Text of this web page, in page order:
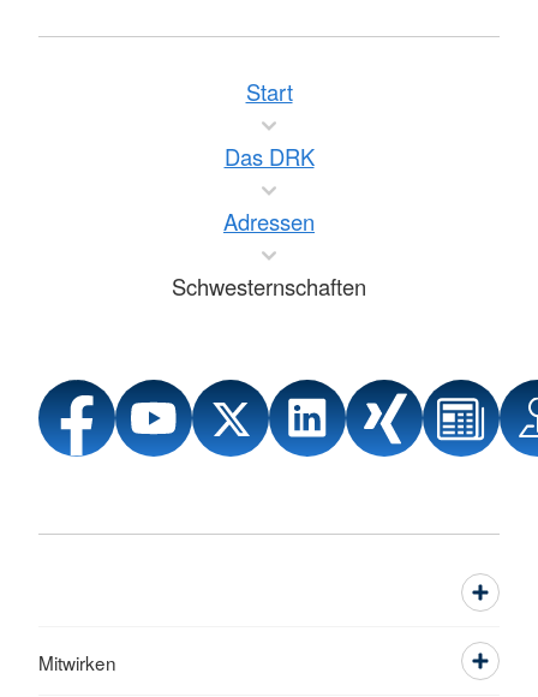
Start
Das DRK
Adressen
Schwesternschaften
Mitwirken